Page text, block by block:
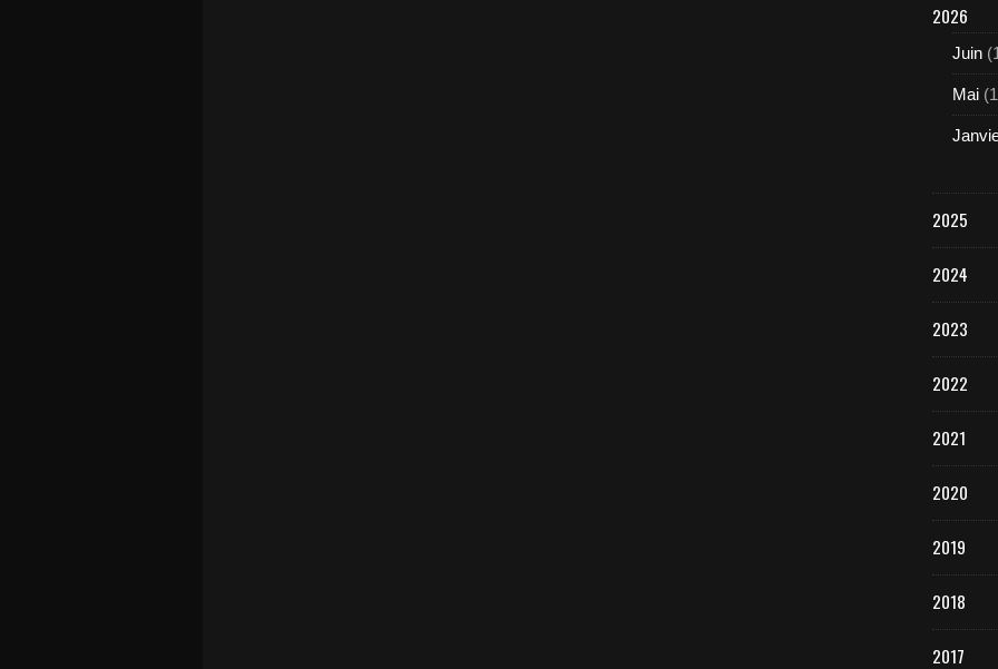
2026
Juin
Mai
2025
2024
2023
2022
2021
2020
2019
2018
2017